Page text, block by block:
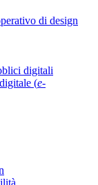
di design
digitali
(e-